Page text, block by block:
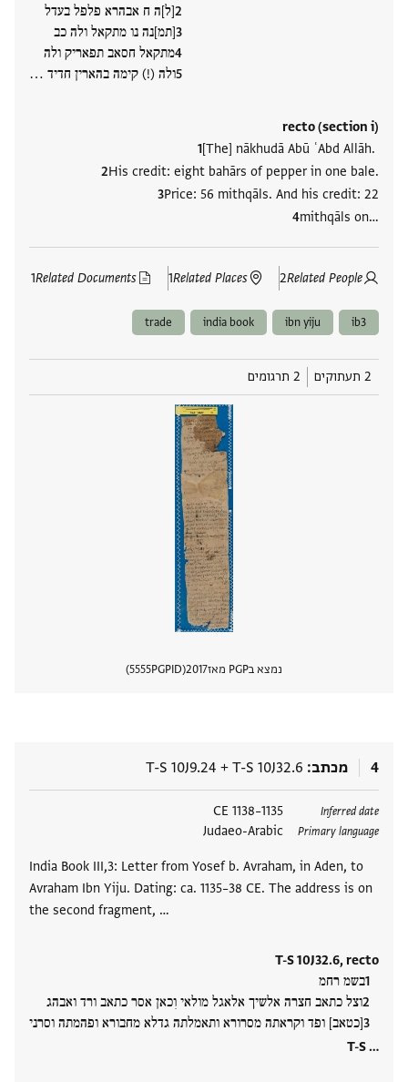
[ל]ה ח אבהרא פלפל בעדל
[תמ]נה נו מתקאל ולה כב
מתקאל חסאב תפאריק ולה
ולה (!) קימה בהארין חדיד ‮…
recto (section i)
[The] nākhudā Abū ʿAbd Allāh.
His credit: eight bahārs of pepper in one bale.
Price: 56 mithqāls. And his credit: 22
mithqāls on‮…
Related People
2
Related Places
1
Related Documents
1
ib3
ibn yiju
india book
trade
2 תעתוקים 2 תרגומים
נמצא בPGP מאז 2017
PGPID
5555
4 מכתב T-S 10J32.6
+
T-S 10J9.24
Inferred date
1135–1138 CE
Primary language
Judaeo-Arabic
India Book III,3: Letter from Yosef b. Avraham, in Aden, to
Avraham Ibn Yiju. Dating: ca. 1135–38 CE. The address is on
the second fragment, …
T-S 10J32.6, recto
בשמ רחמ
וצל כתאב חצרה אלשיך אלאגל מולאי וִכאן אסר כתאב ורד ואבהג
[כטאב] ופד וקראתה מסרורא ותאמלתה גדלא מחבורא ופהמתה וסרני
T-S ‮…
תגים